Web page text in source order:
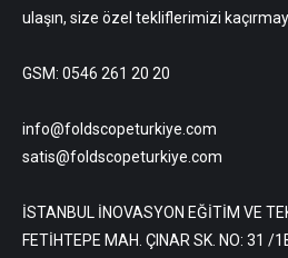
ulaşın, size özel tekliflerimizi
GSM: 0546 261 20 20
info@foldscopeturkiye.com
satis@foldscopeturkiye.com
İSTANBUL İNOVASYON EĞİTİM VE
FETİHTEPE MAH. ÇINAR SK. NO: 31 /